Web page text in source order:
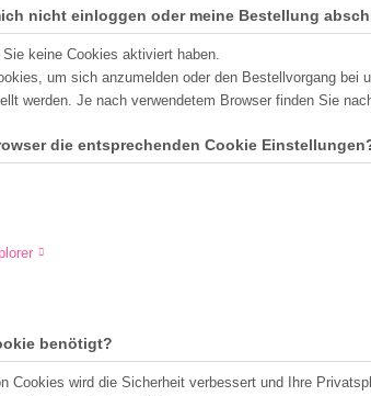
nicht einloggen oder meine Bestellung
keine Cookies aktiviert haben.
um sich anzumelden oder den Bestellvorgang bei
werden. Je nach verwendetem Browser finden Sie
die entsprechenden Cookie
benötigt?
Cookies wird die Sicherheit verbessert und Ihre